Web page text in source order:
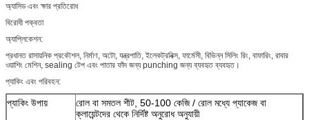
অ্যাসিড এবং ক্ষার প্রতিরোধ
বিরোধী পক্বতা
অ্যাপ্লিকেশন:
প্রধানত রাসায়নিক প্রকৌশল, নির্মাণ, অটো, যন্ত্রপাতি, ইলেকট্রনিক্স, ফার্মেসী, বিভিন্ন সিলিং রিং, বাফারিং, রাবার
ওয়াশিং মেশিন, sealing টেপ এবং পাতার ফাঁদ জন্য punching জন্য ব্যবহৃত ব্যবহৃত।
প্যাকিং এবং পরিবহন:
প্যাকিং উপায়
রোল বা সমতল শীট, 50-100 কেজি / রোল মধ্যে প্যাকেজ বা
ক্লায়েন্টদের থেকে নির্দিষ্ট অনুরোধ অনুযায়ী